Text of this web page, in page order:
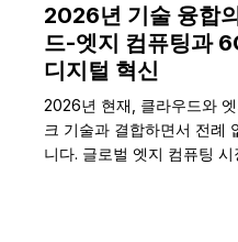
2026년 기술 융합
드-엣지 컴퓨팅과
디지털 혁신
2026년 현재, 클라우드와
크 기술과 결합하면서 전례
니다. 글로벌 엣지 컴퓨팅